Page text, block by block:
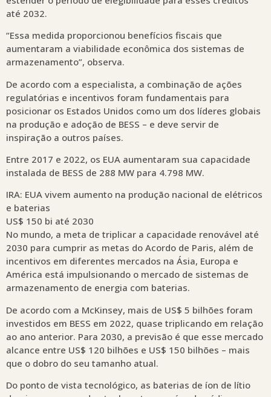
até 2032.
“Essa medida proporcionou benefícios fiscais que
aumentaram a viabilidade econômica dos sistemas de
armazenamento”, observa.
De acordo com a especialista, a combinação de ações
regulatórias e incentivos foram fundamentais para
posicionar os Estados Unidos como um dos líderes globais
na produção e adoção de BESS – e deve servir de
inspiração a outros países.
Entre 2017 e 2022, os EUA aumentaram sua capacidade
instalada de BESS de 288 MW para 4.798 MW.
IRA: EUA vivem aumento na produção nacional de elétricos
e baterias
US$ 150 bi até 2030
No mundo, a meta de triplicar a capacidade renovável até
2030 para cumprir as metas do Acordo de Paris, além de
incentivos em diferentes mercados na Ásia, Europa e
América está impulsionando o mercado de sistemas de
armazenamento de energia com baterias.
De acordo com a McKinsey, mais de US$ 5 bilhões foram
investidos em BESS em 2022, quase triplicando em relação
ao ano anterior. Para 2030, a previsão é que esse mercado
alcance entre US$ 120 bilhões e US$ 150 bilhões – mais
que o dobro do seu tamanho atual.
Do ponto de vista tecnológico, as baterias de íon de lítio